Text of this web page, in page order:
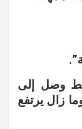
وصل إلى
من الإيرادات في عام 2011 وما زال يرتفع